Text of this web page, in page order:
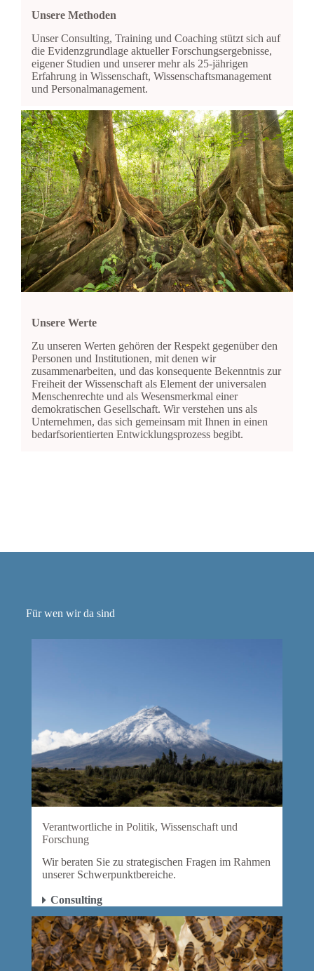
Unsere Methoden
Unser Consulting, Training und Coaching stützt sich auf
die Evidenzgrundlage aktueller Forschungsergebnisse,
eigener Studien und unserer mehr als 25-jährigen
Erfahrung in Wissenschaft, Wissenschaftsmanagement
und Personalmanagement.
Unsere Werte
Zu unseren Werten gehören der Respekt gegenüber den
Personen und Institutionen, mit denen wir
zusammenarbeiten, und das konsequente Bekenntnis zur
Freiheit der Wissenschaft als Element der universalen
Menschenrechte und als Wesensmerkmal einer
demokratischen Gesellschaft. Wir verstehen uns als
Unternehmen, das sich gemeinsam mit Ihnen in einen
bedarfsorientierten Entwicklungsprozess begibt.
Für wen wir da sind
Verantwortliche in Politik, Wissenschaft und
Forschung
Wir beraten Sie zu strategischen Fragen im Rahmen
unserer Schwerpunktbereiche.
Consulting